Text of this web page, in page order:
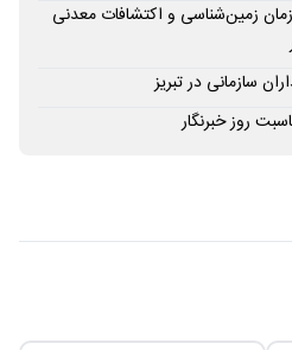
زمین‌شناسی و اکتشافات معدنی
سازمانی در تبریز
روز خبرنگار